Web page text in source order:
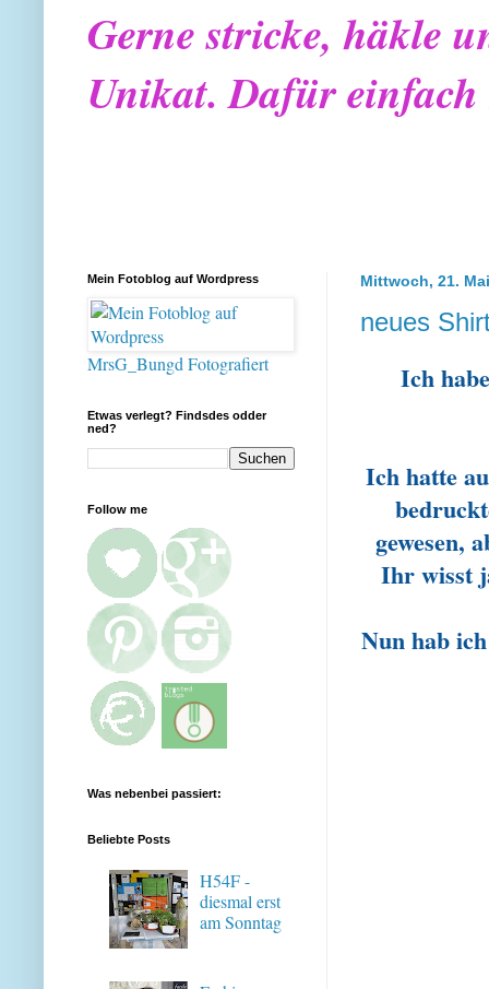
Gerne stricke, häkle
Unikat. Dafür
Mittwoch, 21.
neues
Ich
Ich hatte
gewesen,
Ihr wisst
Nun hab
Mein Fotoblog auf Wordpress
MrsG_Bungd Fotografiert
Etwas verlegt? Findsdes odder
ned?
Follow me
Was nebenbei passiert:
Beliebte Posts
H54F -
diesmal erst
am Sonntag